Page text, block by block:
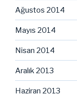
Ağustos 2014
Mayıs 2014
Nisan 2014
Aralık 2013
Haziran 2013